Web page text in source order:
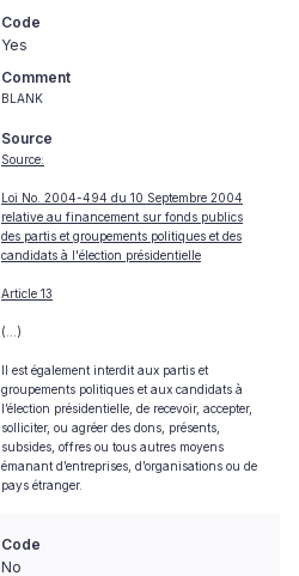
Code
Yes
Comment
BLANK
Source
Source:
Loi No. 2004-494 du 10 Septembre 2004
relative au financement sur fonds publics
des partis et groupements politiques et des
candidats à l'élection présidentielle
Article 13
(…)
Il est également interdit aux partis et
groupements politiques et aux candidats à
l’élection présidentielle, de recevoir, accepter,
solliciter, ou agréer des dons, présents,
subsides, offres ou tous autres moyens
émanant d’entreprises, d’organisations ou de
pays étranger.
Code
No